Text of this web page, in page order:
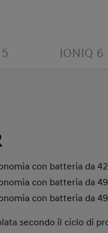
IONIQ 6
con batteria da
con batteria da
con batteria da
secondo il ciclo di